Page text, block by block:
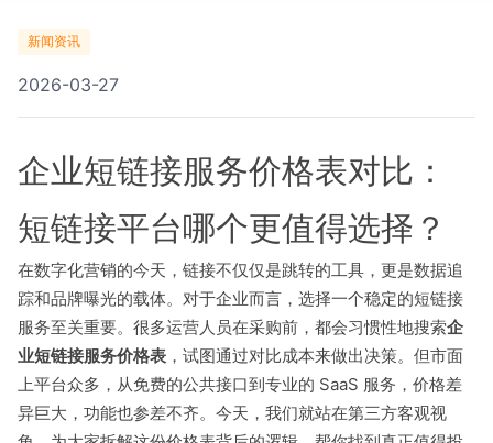
新闻资讯
2026-03-27
企业短链接服务价格表对比：
短链接平台哪个更值得选择？
在数字化营销的今天，链接不仅仅是跳转的工具，更是数据追
踪和品牌曝光的载体。对于企业而言，选择一个稳定的短链接
服务至关重要。很多运营人员在采购前，都会习惯性地搜索企
业短链接服务价格表 ，试图通过对比成本来做出决策。但市面
上平台众多，从免费的公共接口到专业的 SaaS 服务，价格差
异巨大，功能也参差不齐。今天，我们就站在第三方客观视